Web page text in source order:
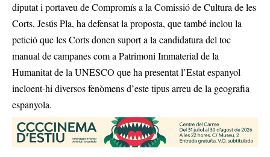
diputat i portaveu de Compromís a la Comissió de Cultura de les
Corts, Jesús Pla, ha defensat la proposta, que també inclou la
petició que les Corts donen suport a la candidatura del toc
manual de campanes com a Patrimoni Immaterial de la
Humanitat de la UNESCO que ha presentat l’Estat espanyol
incloent-hi diversos fenòmens d’este tipus arreu de la geografia
espanyola.